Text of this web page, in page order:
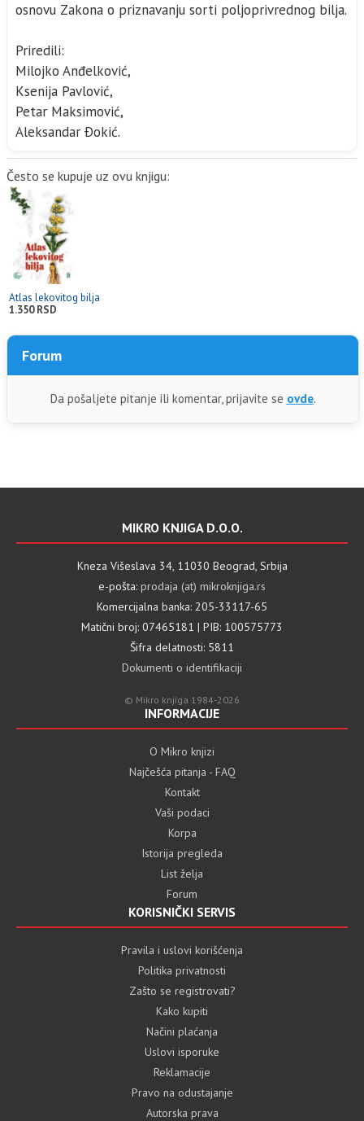
osnovu Zakona o priznavanju sorti poljoprivrednog bilja.
Priredili:
Milojko Anđelković,
Ksenija Pavlović,
Petar Maksimović,
Aleksandar Ðokić.
Često se kupuje uz ovu knjigu:
Atlas lekovitog bilja
1.350 RSD
Forum
Da pošaljete pitanje ili komentar, prijavite se ovde.
MIKRO KNJIGA D.O.O.
Kneza Višeslava 34, 11030 Beograd, Srbija
e-pošta: prodaja (at) mikroknjiga.rs
Komercijalna banka: 205-33117-65
Matični broj: 07465181 | PIB: 100575773
Šifra delatnosti: 5811
Dokumenti o identifikaciji
© Mikro knjiga 1984-2026
INFORMACIJE
O Mikro knjizi
Najčešća pitanja - FAQ
Kontakt
Vaši podaci
Korpa
Istorija pregleda
List želja
Forum
KORISNIČKI SERVIS
Pravila i uslovi korišćenja
Politika privatnosti
Zašto se registrovati?
Kako kupiti
Načini plaćanja
Uslovi isporuke
Reklamacije
Pravo na odustajanje
Autorska prava